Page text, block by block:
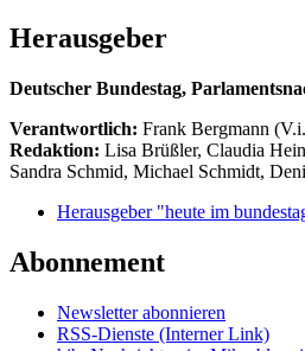
Herausgeber
Deutscher Bundestag,
Verantwortlich: Frank Bergmann
Redaktion: Lisa Brüßler, Claudia
Sandra Schmid, Michael Schmidt,
Herausgeber "heute im
Abonnement
Newsletter abonnieren
RSS-Dienste (Interner Link)